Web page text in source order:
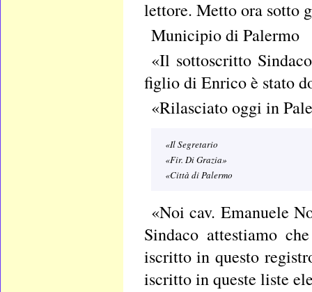
lettore. Metto ora sotto
Municipio di Palermo
«Il sottoscritto
figlio di Enrico è stato
«Rilasciato oggi in
«Il Segretario
«Fir. Di Grazia»
«Città di Palermo
«Noi cav. Emanuele
Sindaco attestiamo
iscritto in questo
iscritto in queste liste